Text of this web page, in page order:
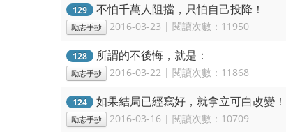
129 不怕千萬人阻擋，只怕自己投降！
勵志手抄 2016-03-23 | 閱讀次數：11950
128 所謂的不後悔，就是：
勵志手抄 2016-03-22 | 閱讀次數：11868
124 如果結局已經寫好，就拿立可白改變！
勵志手抄 2016-03-16 | 閱讀次數：10709